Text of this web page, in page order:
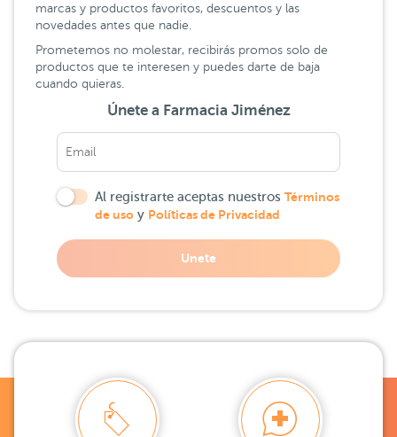
marcas y productos favoritos, descuentos y las
novedades antes que nadie.
Prometemos no molestar, recibirás promos solo de
productos que te interesen y puedes darte de baja
cuando quieras.
Únete a Farmacia Jiménez
Al registrarte aceptas nuestros Términos
de uso y Políticas de Privacidad
Unete